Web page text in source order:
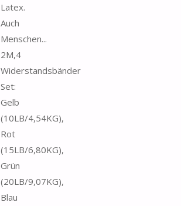
Latex.
Auch
Menschen...
2M,4
Widerstandsbänder
Set:
Gelb
(10LB/4,54KG),
Rot
(15LB/6,80KG),
Grün
(20LB/9,07KG),
Blau